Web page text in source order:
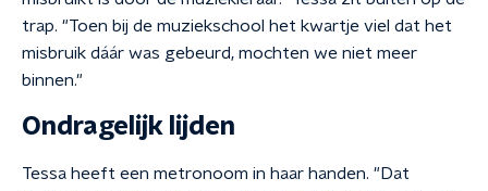
trap. "Toen bij de muziekschool het kwartje viel dat het
misbruik dáár was gebeurd, mochten we niet meer
binnen."
Ondragelijk lijden
Tessa heeft een metronoom in haar handen. "Dat